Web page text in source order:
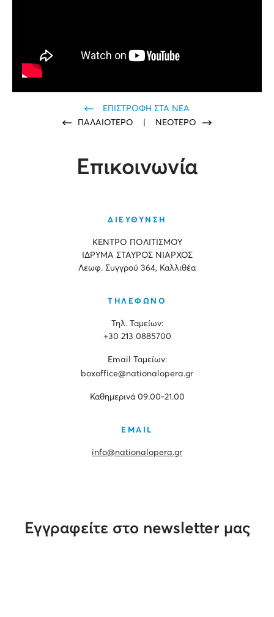
ΕΠΙΣΤΡΟΦΗ ΣΤΑ ΝΕΑ
ΠΑΛΑΙΟΤΕΡΟ
ΝΕΟΤΕΡΟ
Επικοινωνία
ΔΙΕΥΘΥΝΣΗ
ΚΕΝΤΡΟ ΠΟΛΙΤΙΣΜΟΥ
ΙΔΡΥΜΑ ΣΤΑΥΡΟΣ ΝΙΑΡΧΟΣ
Λεωφ. Συγγρού 364, Καλλιθέα
ΤΗΛΕΦΩΝΟ
Τηλ. Ταμείων:
+30 213 0885700
Εmail Ταμείων:
boxoffice@nationalopera.gr
Καθημερινά 09.00-21.00
EMAIL
info@nationalopera.gr
Εγγραφείτε στο newsletter μας